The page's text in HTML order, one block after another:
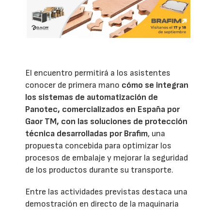
El encuentro permitirá a los asistentes
conocer de primera mano cómo se integran
los sistemas de automatización de
Panotec, comercializados en España por
Gaor TM, con las soluciones de protección
técnica desarrolladas por Brafim, una
propuesta concebida para optimizar los
procesos de embalaje y mejorar la seguridad
de los productos durante su transporte.
Entre las actividades previstas destaca una
demostración en directo de la maquinaria